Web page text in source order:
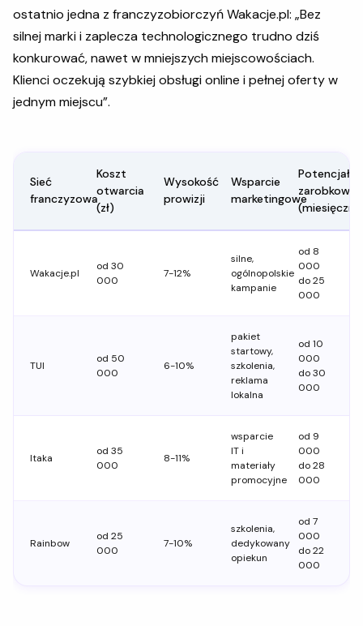
ostatnio jedna z franczyzobiorczyń Wakacje.pl: „Bez
silnej marki i zaplecza technologicznego trudno dziś
konkurować, nawet w mniejszych miejscowościach.
Klienci oczekują szybkiej obsługi online i pełnej oferty w
jednym miejscu”.
Sieć
franczyzowa
Koszt
otwarcia
(zł)
Wysokość
prowizji
Wsparcie
marketingowe
Potencjał
zarobkowy
Wakacje.pl
od 30
000
7-12%
silne,
ogólnopolskie
kampanie
od 8
000
do 25
000
TUI
od 50
000
6-10%
pakiet
startowy,
szkolenia,
reklama
lokalna
od 10
000
do 30
000
Itaka
od 35
000
8-11%
wsparcie
IT i
materiały
promocyjne
od 9
000
do 28
000
Rainbow
od 25
000
7-10%
szkolenia,
dedykowany
opiekun
od 7
000
do 22
000